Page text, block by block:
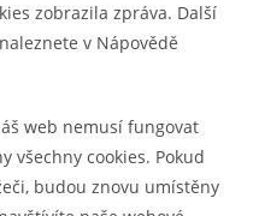
zobrazila zpráva. Další
v Nápovědě
web nemusí fungovat
všechny cookies. Pokud
budou znovu umístěny